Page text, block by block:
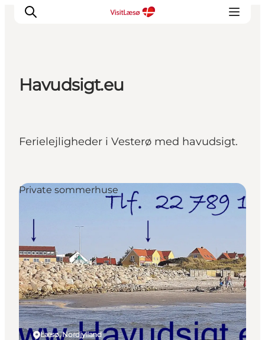
Havudsigt.eu
Ferielejligheder i Vesterø med havudsigt.
Læsø, Nordjylland
Private sommerhuse